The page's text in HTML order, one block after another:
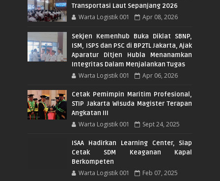
Transportasi Laut Sepanjang 2026
Warta Logistik 001 Apr 08, 2026
Sekjen Kemenhub Buka Diklat SBNP,
ISM, ISPS dan PSC di BP2TL Jakarta, Ajak
Aparatur Ditjen Hubla Menanamkan
Integritas Dalam Menjalankan Tugas
Warta Logistik 001 Apr 06, 2026
Cetak Pemimpin Maritim Profesional,
STIP Jakarta Wisuda Magister Terapan
Angkatan III
Warta Logistik 001 Sept 24, 2025
ISAA Hadirkan Learning Center, Siap
Cetak SDM Keaganan Kapal
Berkompeten
Warta Logistik 001 Feb 07, 2025